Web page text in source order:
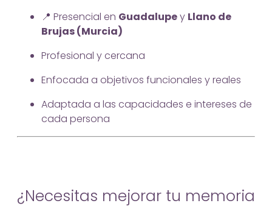
📍 Presencial en Guadalupey Llano de
Brujas (Murcia)
Profesional y cercana
Enfocada a objetivos funcionales y reales
Adaptada a las capacidades e intereses de
cada persona
¿Necesitas mejorar tu memoria